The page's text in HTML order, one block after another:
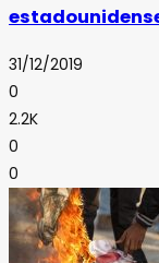
31/12/2019
0
2.2K
0
0